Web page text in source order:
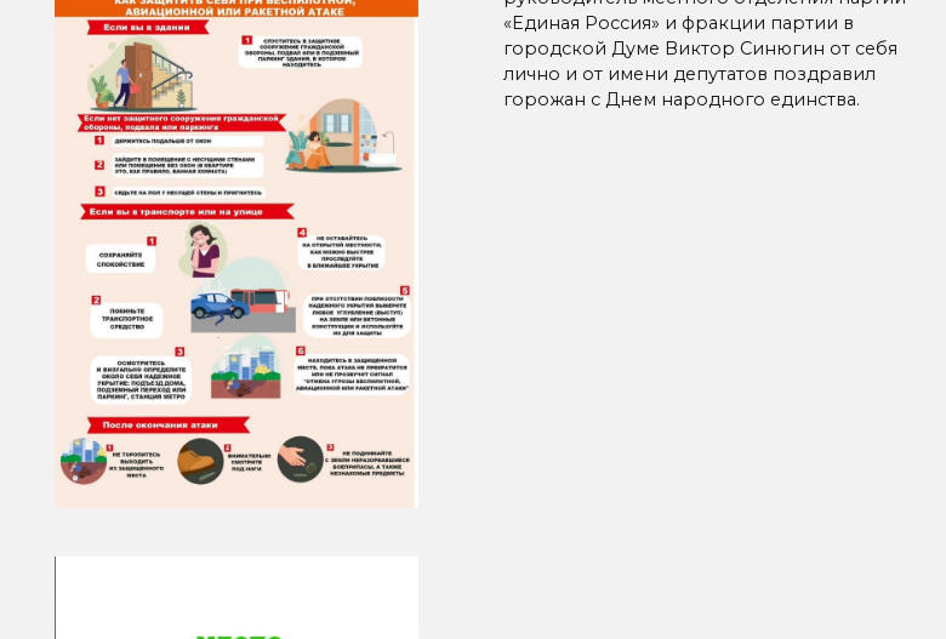
«Единая Россия» и фракции партии в
городской Думе Виктор Синюгин от себя
лично и от имени депутатов поздравил
горожан с Днем народного единства.